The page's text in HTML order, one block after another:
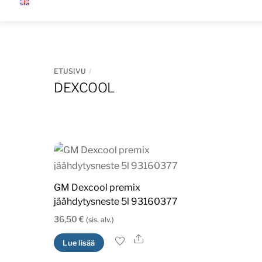
ETUSIVU
DEXCOOL
GM Dexcool premix
jäähdytysneste 5l 93160377
36,50 € (sis. alv.)
Lue lisää Ale